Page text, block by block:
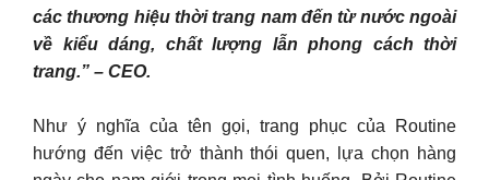
các thương hiệu thời trang nam đến từ nước ngoài
về kiểu dáng, chất lượng lẫn phong cách thời
trang.” – CEO.
Như ý nghĩa của tên gọi, trang phục của Routine
hướng đến việc trở thành thói quen, lựa chọn hàng